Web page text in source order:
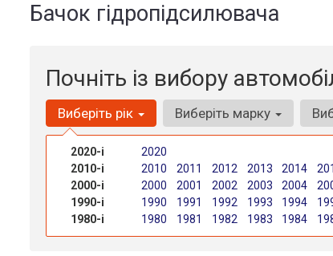
Бачок гідропідсилювача
Почніть із вибору
Виберіть рік
2020-і
2020
2010-і
2010 2011 2012 2013 2014
2000-і
2000 2001 2002 2003 2004
1990-і
1990 1991 1992 1993 1994
1980-і
1980 1981 1982 1983 1984
Виберіть марку